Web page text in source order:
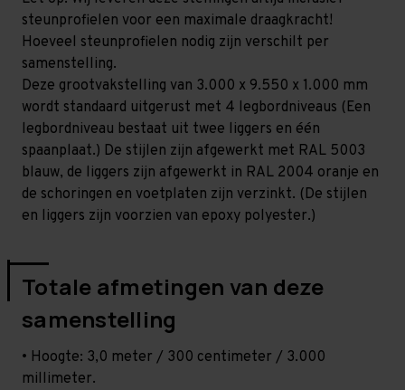
steunprofielen voor een maximale draagkracht!
Hoeveel steunprofielen nodig zijn verschilt per
samenstelling.
Deze grootvakstelling van 3.000 x 9.550 x 1.000 mm
wordt standaard uitgerust met 4 legbordniveaus (Een
legbordniveau bestaat uit twee liggers en één
spaanplaat.) De stijlen zijn afgewerkt met RAL 5003
blauw, de liggers zijn afgewerkt in RAL 2004 oranje en
de schoringen en voetplaten zijn verzinkt. (De stijlen
en liggers zijn voorzien van epoxy polyester.)
Totale afmetingen van deze
samenstelling
• Hoogte: 3,0 meter / 300 centimeter / 3.000
millimeter.